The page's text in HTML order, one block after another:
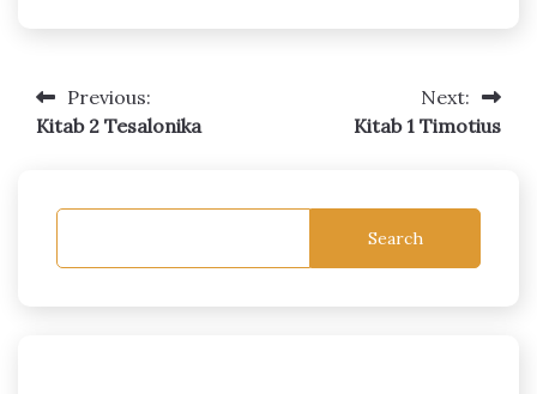
PostPrevious:
Kitab 2 Tesalonika
Next:
Kitab 1 Timotius
Search